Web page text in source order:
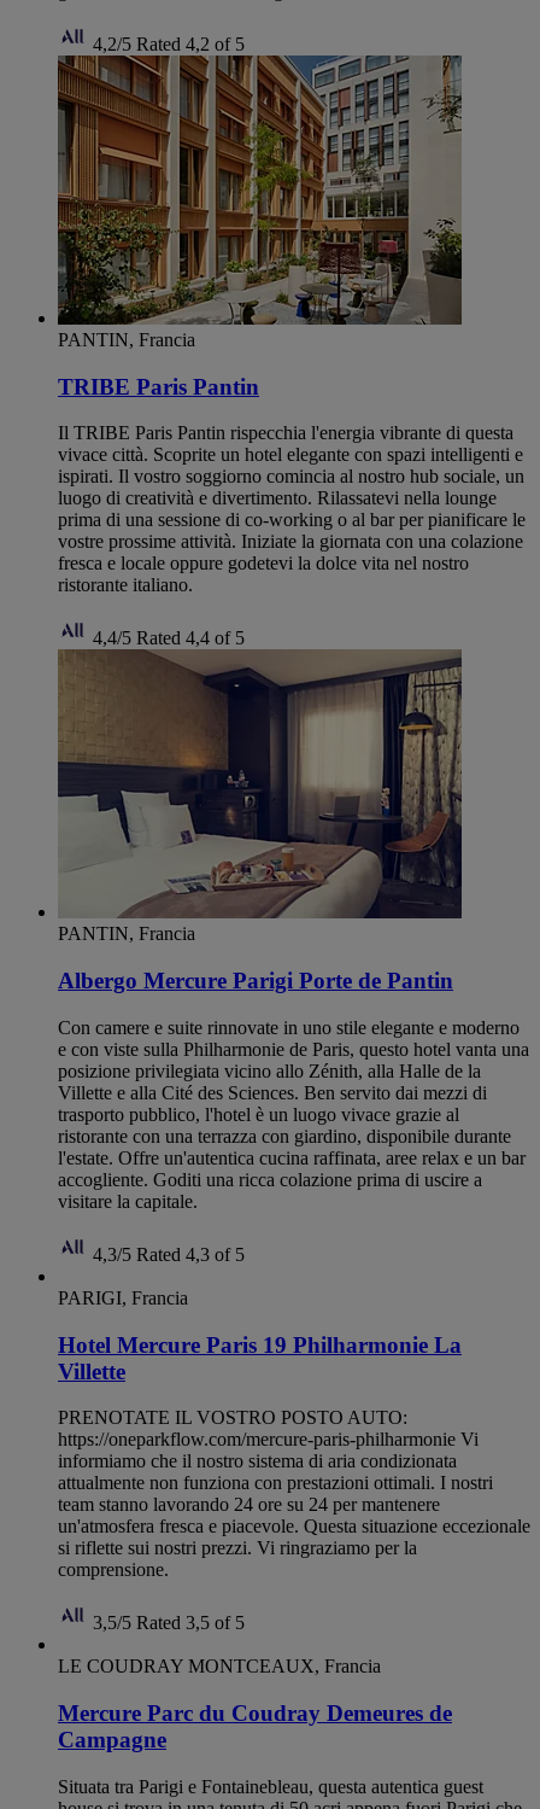
4,2/5 Rated 4,2 of 5
PANTIN, Francia
TRIBE Paris Pantin
Il TRIBE Paris Pantin rispecchia l'energia vibrante di questa
vivace città. Scoprite un hotel elegante con spazi intelligenti e
ispirati. Il vostro soggiorno comincia al nostro hub sociale, un
luogo di creatività e divertimento. Rilassatevi nella lounge
prima di una sessione di co-working o al bar per pianificare le
vostre prossime attività. Iniziate la giornata con una colazione
fresca e locale oppure godetevi la dolce vita nel nostro
ristorante italiano.
4,4/5 Rated 4,4 of 5
PANTIN, Francia
Albergo Mercure Parigi Porte de Pantin
Con camere e suite rinnovate in uno stile elegante e moderno
e con viste sulla Philharmonie de Paris, questo hotel vanta una
posizione privilegiata vicino allo Zénith, alla Halle de la
Villette e alla Cité des Sciences. Ben servito dai mezzi di
trasporto pubblico, l'hotel è un luogo vivace grazie al
ristorante con una terrazza con giardino, disponibile durante
l'estate. Offre un'autentica cucina raffinata, aree relax e un bar
accogliente. Goditi una ricca colazione prima di uscire a
visitare la capitale.
4,3/5 Rated 4,3 of 5
PARIGI, Francia
Hotel Mercure Paris 19 Philharmonie La
Villette
PRENOTATE IL VOSTRO POSTO AUTO:
https://oneparkflow.com/mercure-paris-philharmonie Vi
informiamo che il nostro sistema di aria condizionata
attualmente non funziona con prestazioni ottimali. I nostri
team stanno lavorando 24 ore su 24 per mantenere
un'atmosfera fresca e piacevole. Questa situazione eccezionale
si riflette sui nostri prezzi. Vi ringraziamo per la
comprensione.
3,5/5 Rated 3,5 of 5
LE COUDRAY MONTCEAUX, Francia
Mercure Parc du Coudray Demeures de
Campagne
Situata tra Parigi e Fontainebleau, questa autentica guest